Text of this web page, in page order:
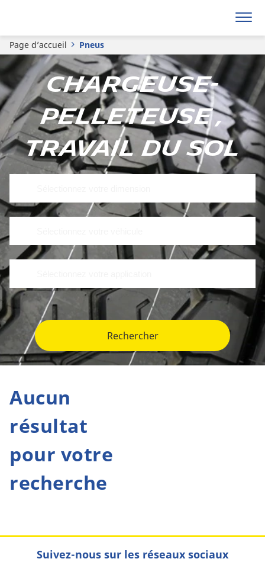
Page d’accueil Pneus
Chargeuse-
pelleteuse ,
Travail du sol
Rechercher
Aucun
résultat
pour votre
recherche
Suivez-nous sur les réseaux sociaux